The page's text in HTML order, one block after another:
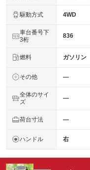
駆動方式 4WD
車台番号下
3桁
836
燃料 ガソリン
その他 ―
全体のサイ
ズ
―
荷台寸法 ―
ハンドル 右